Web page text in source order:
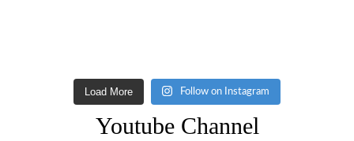
Load More Follow on Instagram
Youtube Channel